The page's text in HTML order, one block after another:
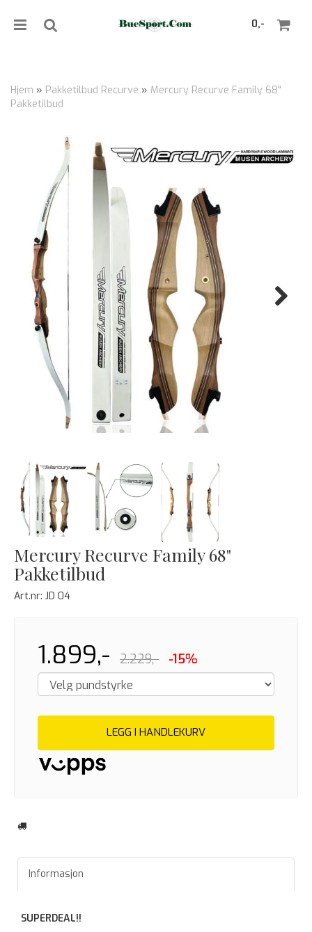
0,-
Hjem » Pakketilbud Recurve » Mercury Recurve Family 68"
Pakketilbud
Mercury Recurve Family 68"
Pakketilbud
Art.nr: JD 04
1.899,- 2.229,- -15%
LEGG I HANDLEKURV
Informasjon
SUPERDEAL!!
Trykk ENTER for å søke